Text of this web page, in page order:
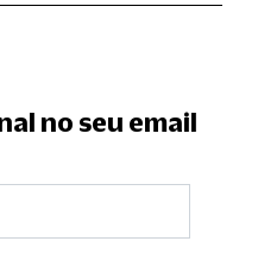
no seu email